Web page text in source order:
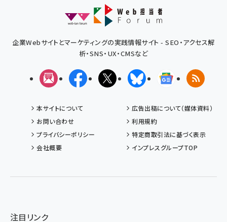
企業Webサイトとマーケティングの実践情報サイト - SEO・アクセス解
析・SNS・UX・CMSなど
メルマガFacebookX(エックス)BlueskyGoogleニュ
RSS
本サイトについて
広告出稿について（媒体資料）
お問い合わせ
利用規約
プライバシーポリシー
特定商取引法に基づく表示
会社概要
インプレスグループTOP
注目リンク